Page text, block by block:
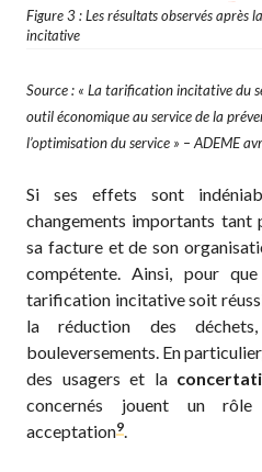
Figure 3 : Les résultats observés après
incitative
Source : « La tarification incitative du
outil économique au service de la
l’optimisation du service » – ADEME
Si ses effets sont
changements importants tant
sa facture et de son
compétente. Ainsi, pour
tarification incitative soit
la réduction des
bouleversements. En
des usagers et la
concernés jouent un
acceptation9.